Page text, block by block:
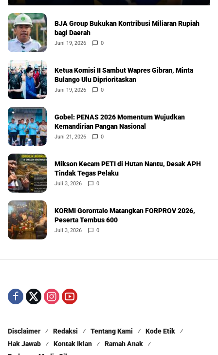
BJA Group Bukukan Kontribusi Miliaran Rupiah
bagi Daerah
Juni 19, 2026 0
Ketua Komisi II Sambut Wapres Gibran, Minta
Bulango Ulu Diprioritaskan
Juni 19, 2026 0
Gobel: PENAS 2026 Momentum Wujudkan
Kemandirian Pangan Nasional
Juni 21, 2026 0
Mikson Kecam PETI di Hutan Nantu, Desak APH
Tindak Tegas Pelaku
Juli 3, 2026 0
KORMI Gorontalo Matangkan FORPROV 2026,
Peserta Tembus 600
Juli 3, 2026 0
Disclaimer Redaksi Tentang Kami
Kode Etik
Hak Jawab
Kontak Iklan
Ramah Anak